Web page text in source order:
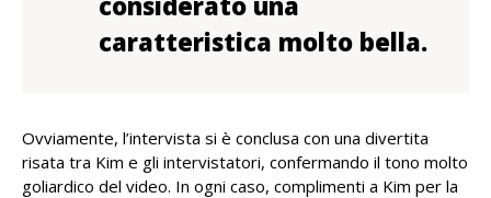
caratteristica molto bella.
Ovviamente, l’intervista si è conclusa con una divertita
risata tra Kim e gli intervistatori, confermando il tono molto
goliardico del video. In ogni caso, complimenti a Kim per la